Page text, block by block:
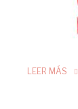
LEER MÁS